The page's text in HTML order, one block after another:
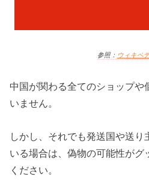
参照： ウィキペ
中国が関わる全てのショップや
いません。
しかし、それでも発送国や送り
いる場合は、偽物の可能性がグ
ください。